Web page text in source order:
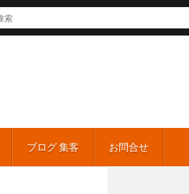
ブログ 集客 お問合せ